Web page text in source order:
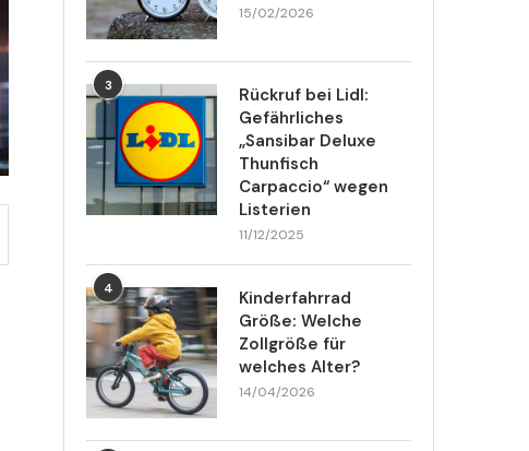
15/02/2026
3
Rückruf bei Lidl:
Gefährliches
„Sansibar Deluxe
Thunfisch
Carpaccio“ wegen
Listerien
11/12/2025
4
Kinderfahrrad
Größe: Welche
Zollgröße für
welches Alter?
14/04/2026